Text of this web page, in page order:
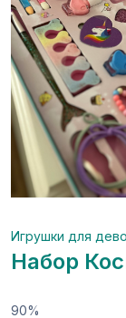
Игрушки для
Набор
90%